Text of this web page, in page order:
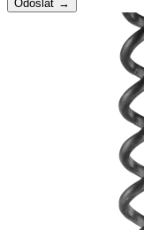
Odoslať →